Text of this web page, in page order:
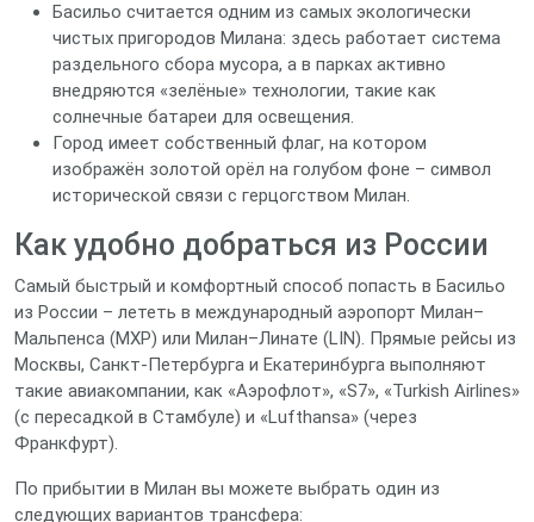
Басильо считается одним из самых экологически
чистых пригородов Милана: здесь работает система
раздельного сбора мусора, а в парках активно
внедряются «зелёные» технологии, такие как
солнечные батареи для освещения.
Город имеет собственный флаг, на котором
изображён золотой орёл на голубом фоне – символ
исторической связи с герцогством Милан.
Как удобно добраться из России
Самый быстрый и комфортный способ попасть в Басильо
из России – лететь в международный аэропорт Милан–
Мальпенса (MXP) или Милан–Линате (LIN). Прямые рейсы из
Москвы, Санкт‑Петербурга и Екатеринбурга выполняют
такие авиакомпании, как «Аэрофлот», «S7», «Turkish Airlines»
(с пересадкой в Стамбуле) и «Lufthansa» (через
Франкфурт).
По прибытии в Милан вы можете выбрать один из
следующих вариантов трансфера: